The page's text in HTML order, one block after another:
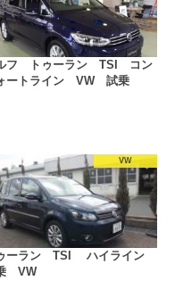
フ トゥーラン TSI コン
ートライン VW 試乗
VW
ーラン TSI ハイライン
VW